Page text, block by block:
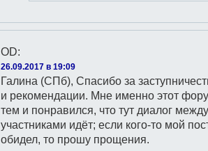
OD:
26.09.2017 в 19:09
Галина (СПб), Спасибо за
и рекомендации. Мне именно этот
тем и понравился, что тут диалог между
участниками идёт; если кого-то мой
обидел, то прошу прощения.